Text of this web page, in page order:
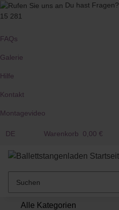
Du hast Fragen?
15 281
FAQs
Galerie
Hilfe
Kontakt
Montagevideo
DE Warenkorb 0,00 €
Alle Kategorien